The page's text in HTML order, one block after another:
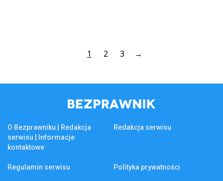
1 2 3 →
O Bezprawniku | Redakcja
serwisu | Informacje
kontaktowe
Redakcja serwisu
Regulamin serwisu Polityka prywatności